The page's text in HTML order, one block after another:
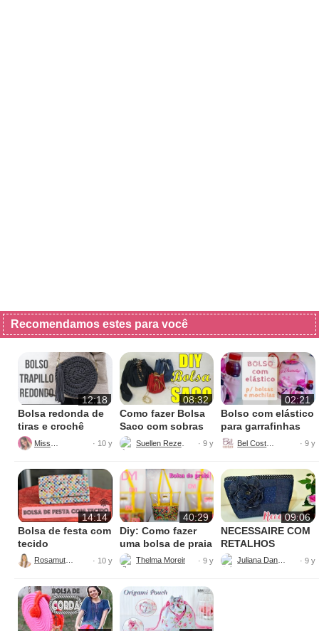
Recomendamos estes para você
12:18
Bolsa redonda de
tiras e crochê
· 10 y
08:32
Como fazer Bolsa
Saco com sobras
de jeans
Suellen Rezende · 9 y
02:21
Bolso com elástico
para garrafinhas
· 9 y
14:14
Bolsa de festa com
tecido
Rosamutuca · 10 y
40:29
Diy: Como fazer
uma bolsa de praia
Thelma Moreira - Costura criativa
· 9 y
09:06
NECESSAIRE COM
RETALHOS
Juliana Dantas · 9 y